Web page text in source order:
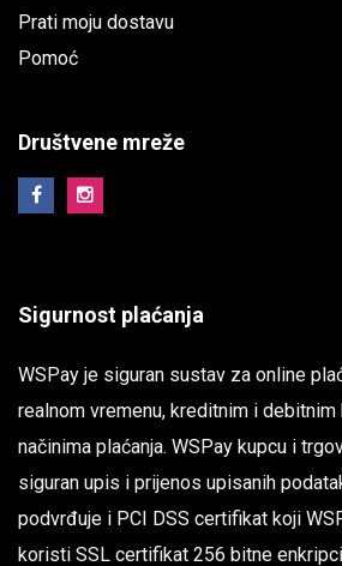
Prati moju dostavu
Pomoć
Društvene mreže
Sigurnost plaćanja
WSPay je siguran sustav za online
realnom vremenu, kreditnim i
načinima plaćanja. WSPay kupcu i
siguran upis i prijenos upisanih
podvrđuje i PCI DSS certifikat koji
koristi SSL certifikat 256 bitne